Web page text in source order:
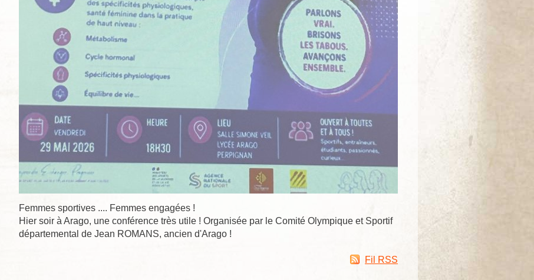
Femmes sportives .... Femmes engagées !
Hier soir à Arago, une conférence très utile ! Organisée par le Comité Olympique et Sportif
départemental de Jean ROMANS, ancien d'Arago !
Fil RSS